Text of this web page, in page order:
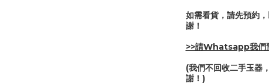
如需看貨，請先預約
謝！
>>請Whatsapp我們
(我們不回收二手玉器
謝！)